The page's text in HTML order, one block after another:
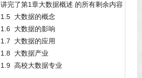
讲完了第1章大数据概述 的所有剩余内容
1.5 大数据的概念
1.6 大数据的影响
1.7 大数据的应用
1.8 大数据产业
1.9 高校大数据专业